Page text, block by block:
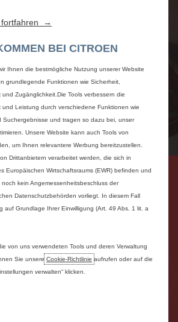
fortfahren →
BEI CITROEN
Ihnen die bestmögliche Nutzung unserer Website
grundlegende Funktionen wie Sicherheit,
und Zugänglichkeit.Die Tools verbessern die
und Leistung durch verschiedene Funktionen wie
Suchergebnisse und tragen so dazu bei, unser
Unsere Website kann auch Tools von
um Ihnen relevantere Werbung bereitzustellen.
Drittanbietern verarbeitet werden, die sich in
Europäischen Wirtschaftsraums (EWR) befinden und
kein Angemessenheitsbeschluss der
Datenschutzbehörden vorliegt. In diesem Fall
auf Grundlage Ihrer Einwilligung (Art. 49 Abs. 1 lit. a
von uns verwendeten Tools und deren Verwaltung
Sie unsere Cookie‑Richtlinie aufrufen oder auf die
verwalten“ klicken.